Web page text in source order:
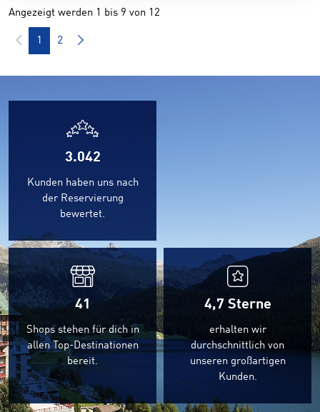
Angezeigt werden 1 bis 9 von 12
1 2
3.042
Kunden haben uns nach
der Reservierung
bewertet.
41
Shops stehen für dich in
allen Top-Destinationen
bereit.
4,7Sterne
erhalten wir
durchschnittlich von
unseren großartigen
Kunden.